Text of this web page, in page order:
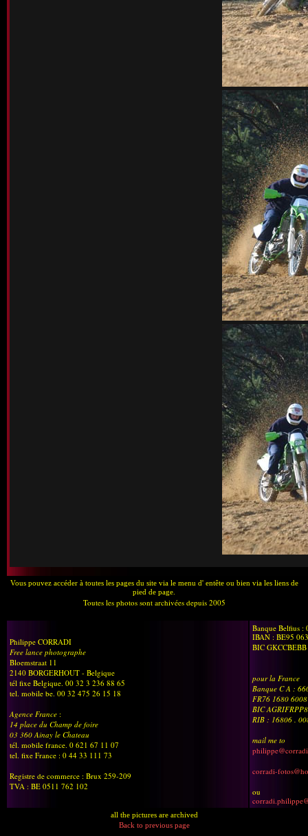
Vous pouvez accéder à toutes les pages du site via le menu d' entête ou bien via les liens de
pied de page.
Toutes les photos sont archivées depuis 2005
Philippe CORRADI
Free lance photographe
Bloemstraat 11
2140 BORGERHOUT - Belgique
tél fixe Belgique. 00 32 3 236 88 65
tel. mobile be. 00 32 475 26 15 18
Agence France :
14 place du Champ de foire
03 360 Ainay le Chateau
tél. mobile france. 0 621 67 11 07
tel. fixe France : 0 44 33 111 73
Registre de commerce : Brux 259-209
TVA : BE 0511 762 102
Banque Belfius :
IBAN : BE95
BIC GKCCBEBB
pour la France
Banque C A :
FR76 1680
BIC
RIB : 16806 .
mail me to
corradi-
ou
all the pictures are archived
Back to previous page